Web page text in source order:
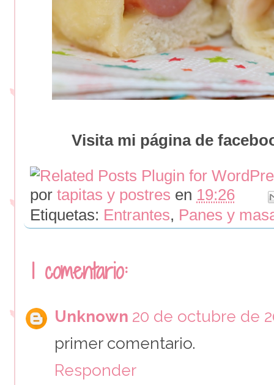
Visita mi página de
por tapitas y postres en 19:26
Etiquetas: Entrantes, Panes y
1 comentario:
Unknown 20 de octubre de
primer comentario.
Responder